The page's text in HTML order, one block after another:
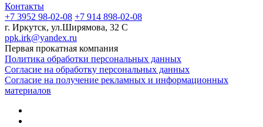
Контакты
+7 3952 98-02-08 +7 914 898-02-08
г. Иркутск, ул.Ширямова, 32 С
ppk.irk@yandex.ru
Первая прокатная компания
Политика обработки персональных данных
Согласие на обработку персональных данных
Согласие на получение рекламных и информационных
материалов